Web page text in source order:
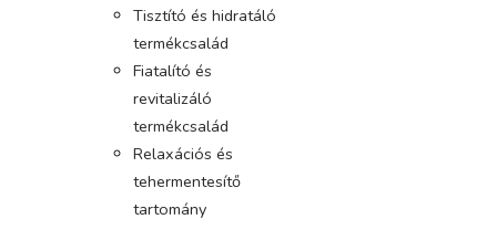
Tisztító és hidratáló
termékcsalád
Fiatalító és
revitalizáló
termékcsalád
Relaxációs és
tehermentesítő
tartomány